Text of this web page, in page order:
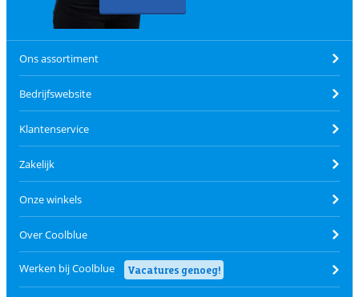
Ons assortiment
Bedrijfswebsite
Klantenservice
Zakelijk
Onze winkels
Over Coolblue
Werken bij Coolblue Vacatures genoeg!